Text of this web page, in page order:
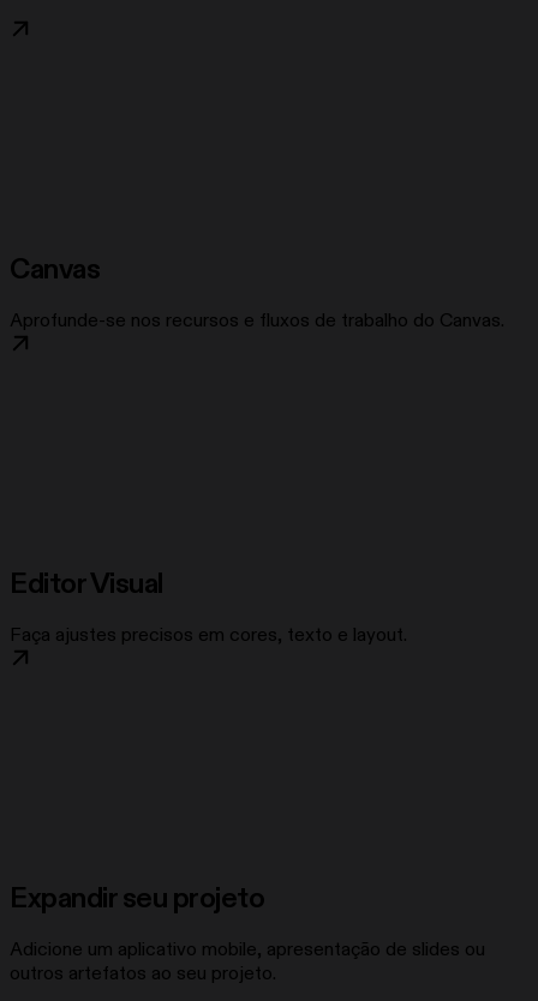
Canvas
Aprofunde-se nos recursos e fluxos de trabalho do Canvas.
Editor Visual
Faça ajustes precisos em cores, texto e layout.
Expandir seu projeto
Adicione um aplicativo mobile, apresentação de slides ou
outros artefatos ao seu projeto.